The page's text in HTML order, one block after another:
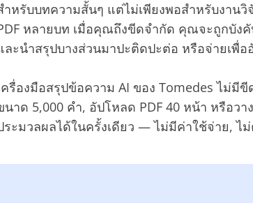
ำหรับบทความสั้นๆ แต่ไม่เพียงพอสำหรับงานวิ
หลายบท เมื่อคุณถึงขีดจำกัด คุณจะถูกบังคั
ละนำสรุปบางส่วนมาปะติดปะต่อ หรือจ่ายเพื่อ
ครื่องมือสรุปข้อความ AI ของ Tomedes ไม่มี
นาด 5,000 คำ, อัปโหลด PDF 40 หน้า หรือว
ระมวลผลได้ในครั้งเดียว — ไม่มีค่าใช้จ่าย, ไ